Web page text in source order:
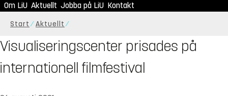
Om LiU Aktuellt Jobba på LiU Kontakt
Start Aktuellt
Visualiseringscenter prisades på
internationell filmfestival